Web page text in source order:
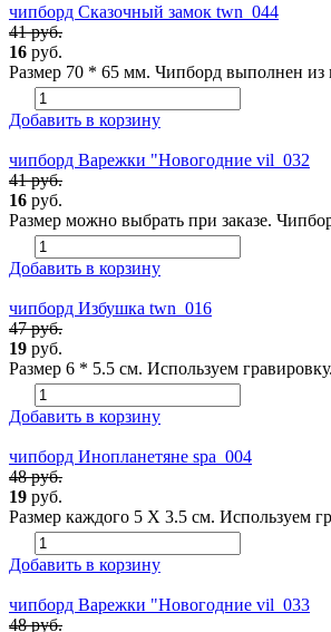
чипборд Сказочный замок twn_044
41 руб.
16 руб.
Размер 70 * 65 мм. Чипборд выполнен
Добавить в корзину
чипборд Варежки "Новогодние vil_032
41 руб.
16 руб.
Размер можно выбрать при заказе.
Добавить в корзину
чипборд Избушка twn_016
47 руб.
19 руб.
Размер 6 * 5.5 см. Используем
Добавить в корзину
чипборд Инопланетяне spa_004
48 руб.
19 руб.
Размер каждого 5 Х 3.5 см. Используем
Добавить в корзину
чипборд Варежки "Новогодние vil_033
48 руб.